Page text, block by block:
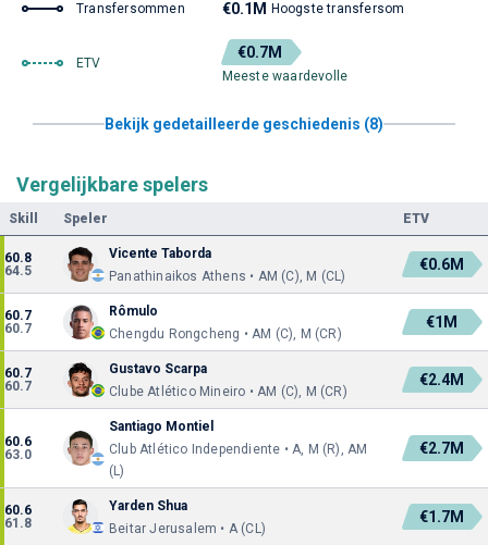
Transfersommen €0.1M Hoogste transfersom
ETV
€0.7M
Meeste waardevolle
Bekijk gedetailleerde geschiedenis (8)
Vergelijkbare spelers
Skill Speler ETV
60.8
64.5
Vicente Taborda
Panathinaikos Athens • AM (C), M (CL)
€0.6M
60.7
60.7
Rômulo
Chengdu Rongcheng • AM (C), M (CR)
€1M
60.7
60.7
Gustavo Scarpa
Clube Atlético Mineiro • AM (C), M (CR)
€2.4M
60.6
63.0
Santiago Montiel
Club Atlético Independiente • A, M (R), AM
(L)
€2.7M
60.6
61.8
Yarden Shua
Beitar Jerusalem • A (CL)
€1.7M